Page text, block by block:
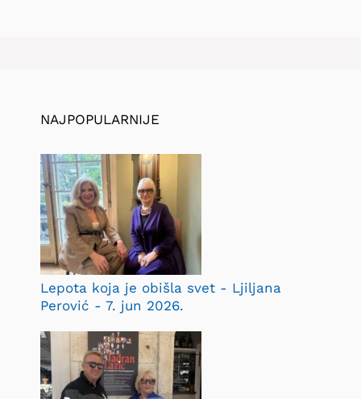
NAJPOPULARNIJE
Lepota koja je obišla svet - Ljiljana
Perović - 7. jun 2026.